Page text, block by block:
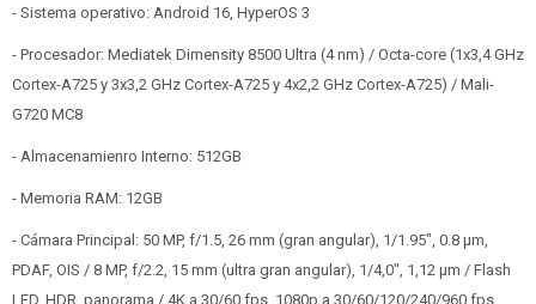
- Sistema operativo: Android 16, HyperOS 3
- Procesador: Mediatek Dimensity 8500 Ultra (4 nm) / Octa-core (1x3,4 GHz
Cortex-A725 y 3x3,2 GHz Cortex-A725 y 4x2,2 GHz Cortex-A725) / Mali-
G720 MC8
- Almacenamienro Interno: 512GB
- Memoria RAM: 12GB
- Cámara Principal: 50 MP, f/1.5, 26 mm (gran angular), 1/1.95", 0.8 µm,
PDAF, OIS / 8 MP, f/2.2, 15 mm (ultra gran angular), 1/4,0", 1,12 µm / Flash
LED, HDR, panorama / 4K a 30/60 fps, 1080p a 30/60/120/240/960 fps,